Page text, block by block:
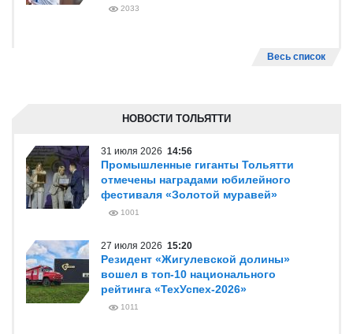
2033
Весь список
НОВОСТИ ТОЛЬЯТТИ
31 июля 2026 14:56
Промышленные гиганты Тольятти
отмечены наградами юбилейного
фестиваля «Золотой муравей»
1001
27 июля 2026 15:20
Резидент «Жигулевской долины»
вошел в топ-10 национального
рейтинга «ТехУспех-2026»
1011